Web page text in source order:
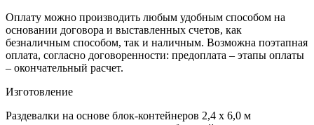
Оплату можно производить любым удобным способом на
основании договора и выставленных счетов, как
безналичным способом, так и наличным. Возможна поэтапная
оплата, согласно договоренности: предоплата – этапы оплаты
– окончательный расчет.
Изготовление
Раздевалки на основе блок-контейнеров 2,4 х 6,0 м